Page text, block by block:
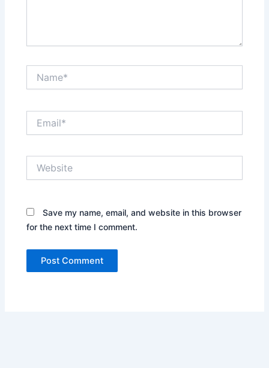
Save my name, email, and website in this browser
for the next time I comment.